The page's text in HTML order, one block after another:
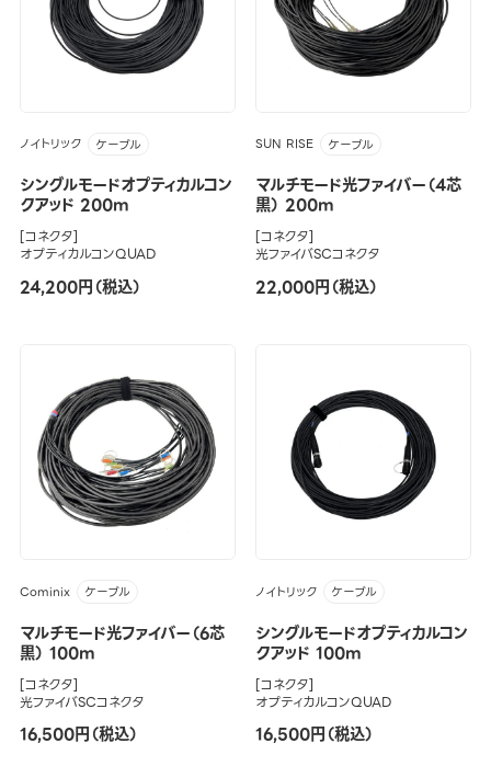
ノイトリック ケーブル
シングルモードオプティカルコン
クアッド 200m
[コネクタ]
オプティカルコンQUAD
24,200円（税込）
SUN RISE ケーブル
マルチモード光ファイバー（4芯
黒） 200m
[コネクタ]
光ファイバSCコネクタ
22,000円（税込）
Cominix ケーブル
マルチモード光ファイバー（6芯
黒） 100m
[コネクタ]
光ファイバSCコネクタ
16,500円（税込）
ノイトリック ケーブル
シングルモードオプティカルコン
クアッド 100m
[コネクタ]
オプティカルコンQUAD
16,500円（税込）